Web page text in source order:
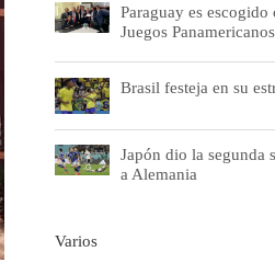
Paraguay es
Juegos
Brasil festeja en su
Japón dio la segunda
a Alemania
Varios